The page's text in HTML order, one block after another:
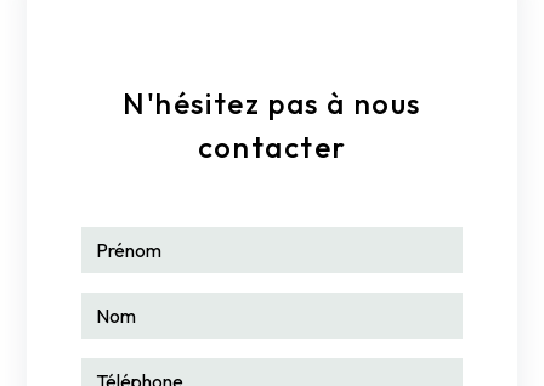
N'hésitez pas à nous
contacter